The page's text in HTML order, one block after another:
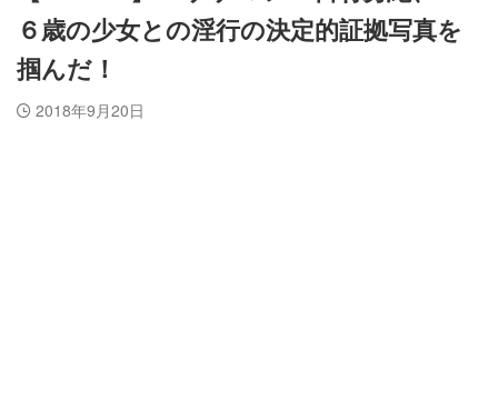
６歳の少女との淫行の決定的証拠写真を
掴んだ！
2018年9月20日